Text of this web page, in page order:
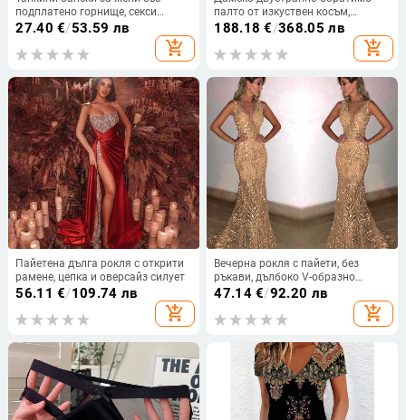
подплатено горнище, секси
принт, полиестер/найлон
материя (80% нейлон), долна
част в стил бикини
27.40 €/53.59 лв
add_shopping_cart
палто от изкуствен косъм,
стояща яка, дълги ръкави, зимно
188.18 €/368.05 лв
add_shopping_cart
Пайетена дълга рокля с открити
рамене, цепка и оверсайз силует
56.11 €/109.74 лв
add_shopping_cart
Вечерна рокля с пайети, без
ръкави, дълбоко V-образно
деколте, силует русалка,
47.14€/92.20 лв
add_shopping_cart